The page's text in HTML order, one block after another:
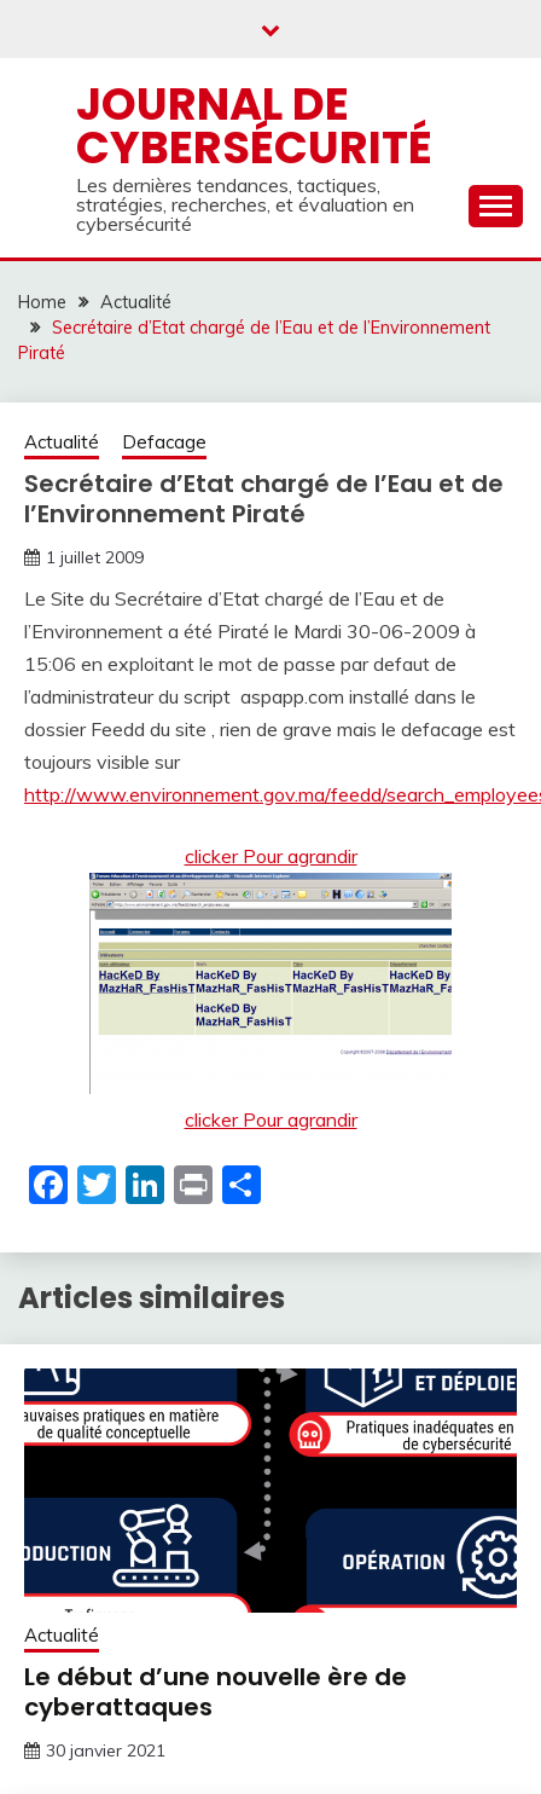
JOURNAL DE
CYBERSÉCURITÉ
Les dernières tendances, tactiques,
stratégies, recherches, et évaluation en
cybersécurité
Home
Actualité
Secrétaire d’Etat chargé de l’Eau et de l’Environnement
Piraté
Actualité Defacage
Secrétaire d’Etat chargé de l’Eau et de
l’Environnement Piraté
1 juillet 2009
Le Site du Secrétaire d’Etat chargé de l’Eau et de
l’Environnement a été Piraté le Mardi 30-06-2009 à
15:06 en exploitant le mot de passe par defaut de
l’administrateur du script aspapp.com installé dans le
dossier Feedd du site , rien de grave mais le defacage est
toujours visible sur
http://www.environnement.gov.ma/feedd/
clicker Pour agrandir
clicker Pour agrandir
Facebook
Twitter
LinkedIn
Print
Articles similaires
Actualité
Le début d’une nouvelle ère de
cyberattaques
30 janvier 2021